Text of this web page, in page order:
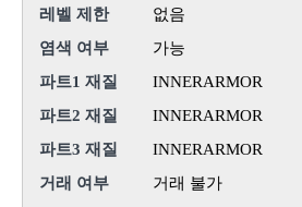
레벨 제한
없음
염색 여부
가능
파트1 재질
INNERARMOR
파트2 재질
INNERARMOR
파트3 재질
INNERARMOR
거래 여부
거래 불가